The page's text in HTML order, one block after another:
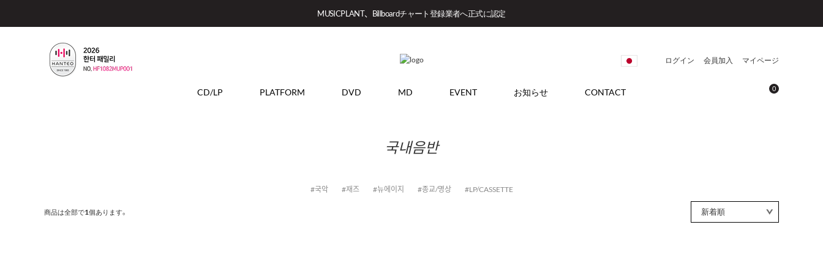
MUSICPLANT、Billboardチャート登録業者へ正式に認定
ログイン 会員加入 マイページ
CD/LP PLATFORM DVD MD EVENT お知らせ CONTACT 0
국내음반
#국악 #재즈 #뉴에이지 #종교/명상 #LP/CASSETTE
商品は全部で1個あります。 新着順